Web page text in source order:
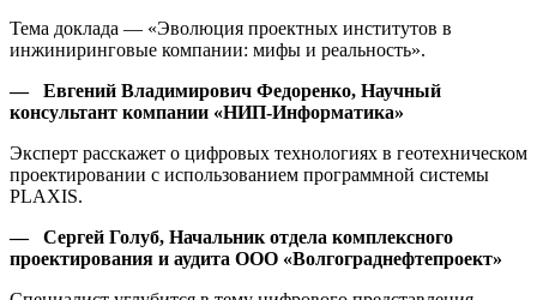
Тема доклада — «Эволюция проектных институтов в
инжиниринговые компании: мифы и реальность».
— Евгений Владимирович Федоренко, Научный
консультант компании «НИП-Информатика»
Эксперт расскажет о цифровых технологиях в геотехническом
проектировании с использованием программной системы
PLAXIS.
— Сергей Голуб, Начальник отдела комплексного
проектирования и аудита ООО «Волгограднефтепроект»